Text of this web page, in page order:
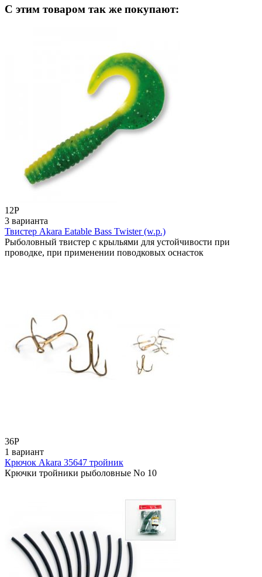
C этим товаром так же покупают:
12Р
3 варианта
Твистер Akara Eatable Bass Twister (w.p.)
Рыболовный твистер с крыльями для устойчивости при
проводке, при применении поводковых оснасток
36Р
1 вариант
Крючок Akara 35647 тройник
Крючки тройники рыболовные No 10